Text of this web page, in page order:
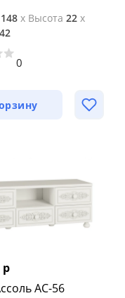
148x Высота 22x
42
0
р
АС-56